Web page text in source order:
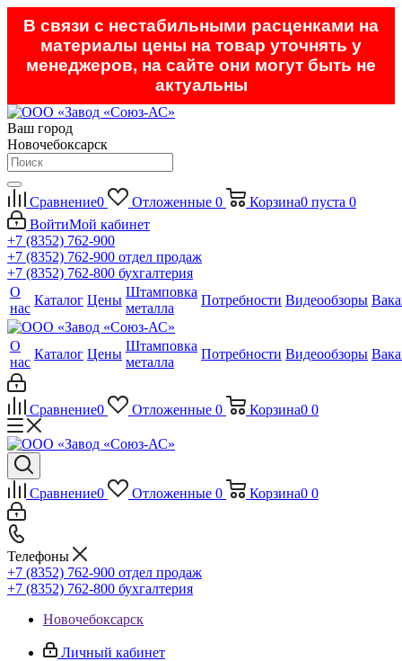
В связи с нестабильными расценками на
материалы цены на товар уточнять у
менеджеров, на сайте они могут быть не
актуальны
Ваш город
Новочебоксарск
Сравнение0 Отложенные 0 Корзина0 пуста 0
ВойтиМой кабинет
+7 (8352) 762-900
+7 (8352) 762-900 отдел продаж
+7 (8352) 762-800 бухгалтерия
О
нас
Каталог Цены
Штамповка
металла
Потребности Видеообзоры
О
нас
Каталог Цены
Штамповка
металла
Потребности Видеообзоры
Сравнение0 Отложенные 0 Корзина0 0
Сравнение0 Отложенные 0 Корзина0 0
Телефоны
+7 (8352) 762-900 отдел продаж
+7 (8352) 762-800 бухгалтерия
Новочебоксарск
Личный кабинет